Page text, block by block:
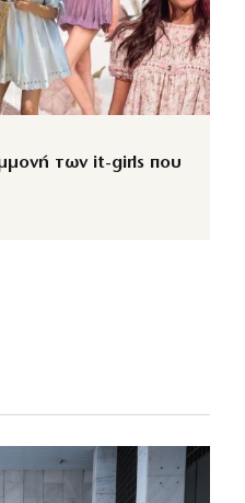
των it-girls που